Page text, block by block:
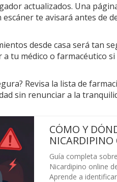
actualizados. Una
te avisará antes de
desde casa será tan
tu médico o farmacéutico
Revisa la lista de
sin renunciar a la
CÓMO Y
SEGURA,
FIABLES EN
Guía completa
Nicardipino online
Aprende a